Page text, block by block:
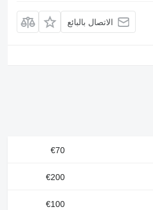
الاتصال بالبائع
€70
€200
€100